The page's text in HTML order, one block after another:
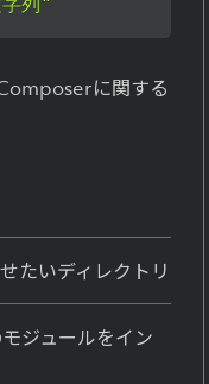
に関する
たいディレクトリ
ジュールをイン